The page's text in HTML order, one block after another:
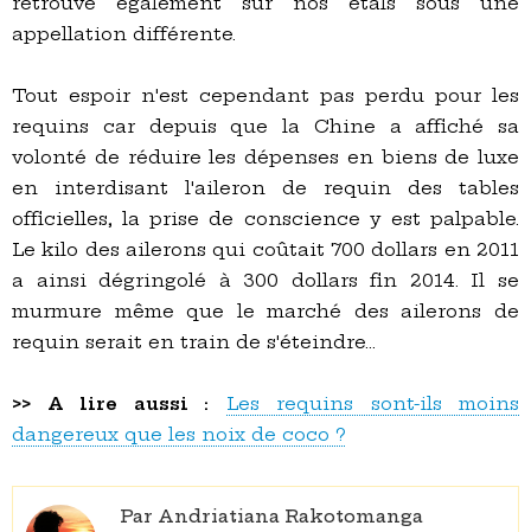
appellation différente.
Tout espoir n'est cependant pas perdu pour les
requins car depuis que la Chine a affiché sa
volonté de réduire les dépenses en biens de luxe
en interdisant l'aileron de requin des tables
officielles, la prise de conscience y est palpable.
Le kilo des ailerons qui coûtait 700 dollars en 2011
a ainsi dégringolé à 300 dollars fin 2014. Il se
murmure même que le marché des ailerons de
requin serait en train de s'éteindre...
>> A lire aussi :
Les requins sont-ils moins
dangereux que les noix de coco ?
Par Andriatiana Rakotomanga